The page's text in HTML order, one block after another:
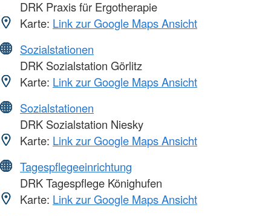
DRK Praxis für Ergotherapie
Karte: Link zur Google Maps Ansicht
Sozialstationen
DRK Sozialstation Görlitz
Karte: Link zur Google Maps Ansicht
Sozialstationen
DRK Sozialstation Niesky
Karte: Link zur Google Maps Ansicht
Tagespflegeeinrichtung
DRK Tagespflege Könighufen
Karte: Link zur Google Maps Ansicht